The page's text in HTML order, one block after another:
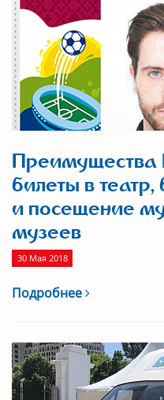
Преимущества
билеты в
и посещение
музеев
30 Мая 2018
Подробнее